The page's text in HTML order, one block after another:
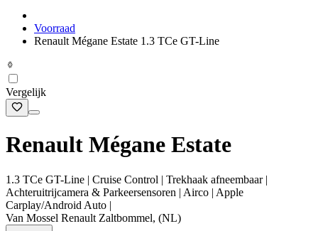
Voorraad
Renault Mégane Estate 1.3 TCe GT-Line
Vergelijk
Renault Mégane Estate
1.3 TCe GT-Line | Cruise Control | Trekhaak afneembaar |
Achteruitrijcamera & Parkeersensoren | Airco | Apple
Carplay/Android Auto |
Van Mossel Renault Zaltbommel, (NL)